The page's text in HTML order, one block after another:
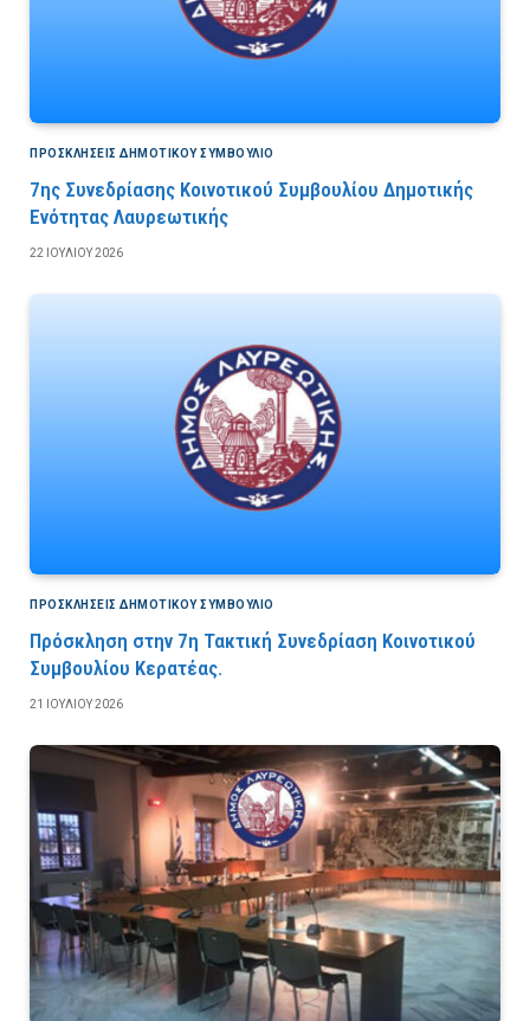
ΠΡΟΣΚΛΉΣΕΙΣ ΔΗΜΟΤΙΚΟΎ ΣΥΜΒΟΎΛΙΟ
7ης Συνεδρίασης Κοινοτικού Συμβουλίου Δημοτικής
Ενότητας Λαυρεωτικής
22 ΙΟΥΛΊΟΥ 2026
ΠΡΟΣΚΛΉΣΕΙΣ ΔΗΜΟΤΙΚΟΎ ΣΥΜΒΟΎΛΙΟ
Πρόσκληση στην 7η Τακτική Συνεδρίαση Κοινοτικού
Συμβουλίου Κερατέας.
21 ΙΟΥΛΊΟΥ 2026